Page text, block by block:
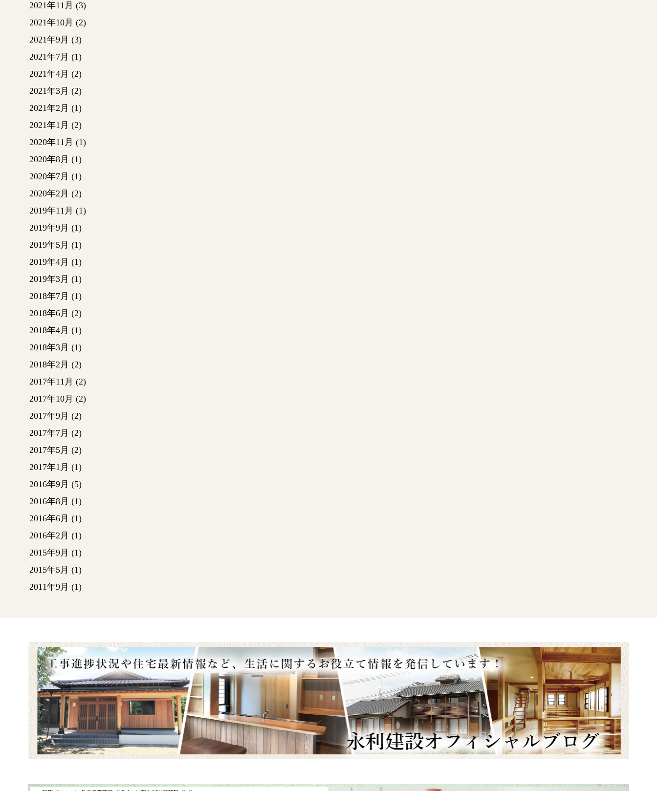
2021年11月 (3)
2021年10月 (2)
2021年9月 (3)
2021年7月 (1)
2021年4月 (2)
2021年3月 (2)
2021年2月 (1)
2021年1月 (2)
2020年11月 (1)
2020年8月 (1)
2020年7月 (1)
2020年2月 (2)
2019年11月 (1)
2019年9月 (1)
2019年5月 (1)
2019年4月 (1)
2019年3月 (1)
2018年7月 (1)
2018年6月 (2)
2018年4月 (1)
2018年3月 (1)
2018年2月 (2)
2017年11月 (2)
2017年10月 (2)
2017年9月 (2)
2017年7月 (2)
2017年5月 (2)
2017年1月 (1)
2016年9月 (5)
2016年8月 (1)
2016年6月 (1)
2016年2月 (1)
2015年9月 (1)
2015年5月 (1)
2011年9月 (1)